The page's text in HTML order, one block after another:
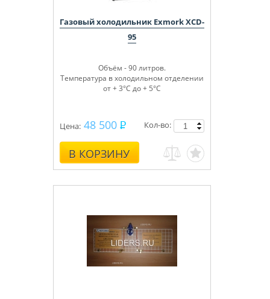
Газовый холодильник Exmork XCD-
95
Объём - 90 литров.
Температура в холодильном отделении
от + 3°С до + 5°С
Цена: 48 500
В КОРЗИНУ
Кол-во: